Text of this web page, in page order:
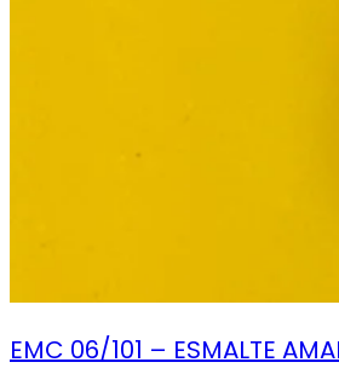
EMC 06/101 – ESMALTE